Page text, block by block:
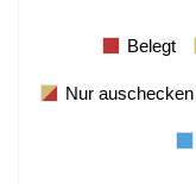
Belegt
Nur auschecken